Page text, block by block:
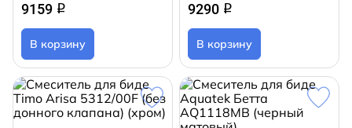
9159 q
В корзину
9290 q
В корзину